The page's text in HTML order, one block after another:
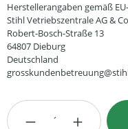
Herstellerangaben gemäß
Stihl Vetriebszentrale AG &
Robert-Bosch-Straße 13
64807 Dieburg
Deutschland
Produkt Anzahl: